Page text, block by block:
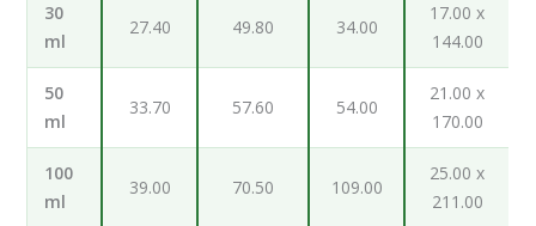
30
ml
27.40 49.80 34.00
17.00 x
144.00
50
ml
33.70 57.60 54.00
21.00 x
170.00
100
ml
39.00 70.50 109.00
25.00 x
211.00